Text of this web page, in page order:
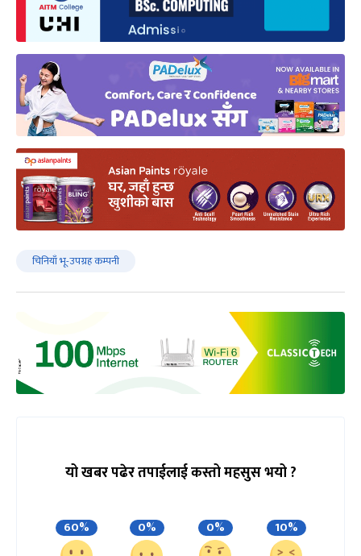
चिनियाँ भू-उपग्रह कम्पनी
यो खबर पढेर तपाईलाई कस्तो महसुस भयो ?
60% 0% 0% 10%